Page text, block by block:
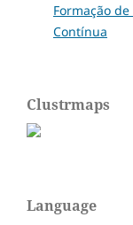
Formação
Contínua
Clustrmaps
Language